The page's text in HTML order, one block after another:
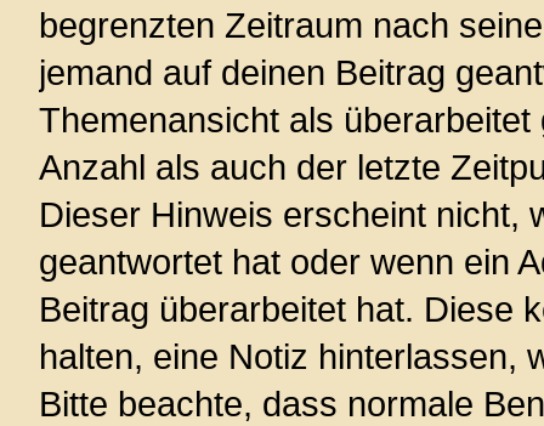
begrenzten Zeitraum nach
jemand auf deinen Beitrag
Themenansicht als
Anzahl als auch der letzte
Dieser Hinweis erscheint nicht,
geantwortet hat oder wenn ein
Beitrag überarbeitet hat. Diese
halten, eine Notiz hinterlassen,
Bitte beachte, dass normale